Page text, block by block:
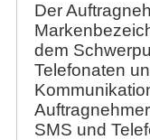
Der
dem
Telefonaten
SMS und